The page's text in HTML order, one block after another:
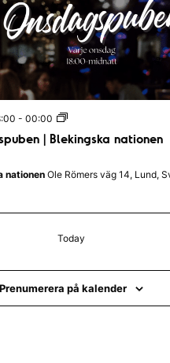
| Blekingska nationen
- 00:00
O
s
g
e
|
l
e
nationen Ole Römers väg 14, Lund,
Today
Prenumerera på kalender